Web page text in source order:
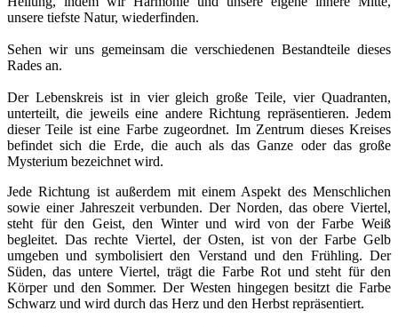
unsere tiefste Natur, wiederfinden.
Sehen wir uns gemeinsam die verschiedenen Bestandteile dieses
Rades an.
Der Lebenskreis ist in vier gleich große Teile, vier Quadranten,
unterteilt, die jeweils eine andere Richtung repräsentieren. Jedem
dieser Teile ist eine Farbe zugeordnet. Im Zentrum dieses Kreises
befindet sich die Erde, die auch als das Ganze oder das große
Mysterium bezeichnet wird.
Jede Richtung ist außerdem mit einem Aspekt des Menschlichen
sowie einer Jahreszeit verbunden. Der Norden, das obere Viertel,
steht für den Geist, den Winter und wird von der Farbe Weiß
begleitet. Das rechte Viertel, der Osten, ist von der Farbe Gelb
umgeben und symbolisiert den Verstand und den Frühling. Der
Süden, das untere Viertel, trägt die Farbe Rot und steht für den
Körper und den Sommer. Der Westen hingegen besitzt die Farbe
Schwarz und wird durch das Herz und den Herbst repräsentiert.